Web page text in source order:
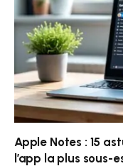
Apple Notes : 15
l’app la plus sous-